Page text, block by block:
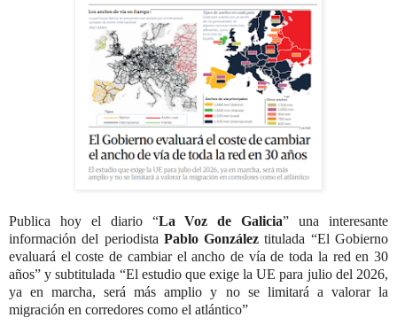
Publica hoy el diario “La Voz de Galicia” una interesante
información del periodista Pablo Gonzáleztitulada “El Gobierno
evaluará el coste de cambiar el ancho de vía de toda la red en 30
años” y subtitulada “El estudio que exige la UE para julio del 2026,
ya en marcha, será más amplio y no se limitará a valorar la
migración en corredores como el atlántico”